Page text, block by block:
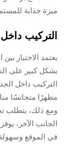
ميزة جذابة
التركيب
يعتمد الاختيار
بشكل كبير على
التركيب داخل
مظهرًا متجانسًا
ومع ذلك، يتطلب
الجانب الآخر،
في الموقع